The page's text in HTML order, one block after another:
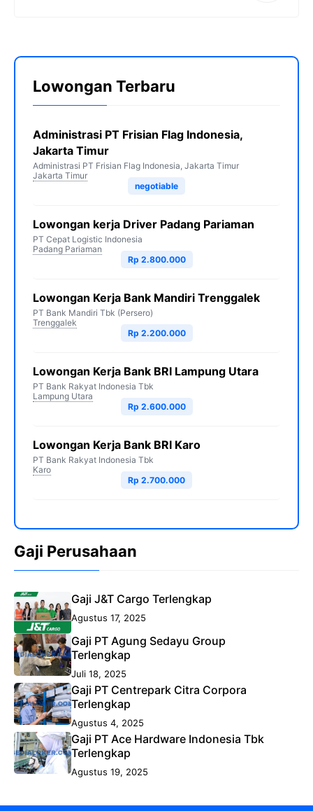
Lowongan Terbaru
Administrasi PT Frisian Flag Indonesia,
Jakarta Timur
Administrasi PT Frisian Flag Indonesia, Jakarta Timur
Jakarta Timur
negotiable
Lowongan kerja Driver Padang Pariaman
PT Cepat Logistic Indonesia
Padang Pariaman
Rp 2.800.000
Lowongan Kerja Bank Mandiri Trenggalek
PT Bank Mandiri Tbk (Persero)
Trenggalek
Rp 2.200.000
Lowongan Kerja Bank BRI Lampung Utara
PT Bank Rakyat Indonesia Tbk
Lampung Utara
Rp 2.600.000
Lowongan Kerja Bank BRI Karo
PT Bank Rakyat Indonesia Tbk
Karo
Rp 2.700.000
Gaji Perusahaan
Gaji J&T Cargo Terlengkap
Agustus 17, 2025
Gaji PT Agung Sedayu Group
Terlengkap
Juli 18, 2025
Gaji PT Centrepark Citra Corpora
Terlengkap
Agustus 4, 2025
Gaji PT Ace Hardware Indonesia Tbk
Terlengkap
Agustus 19, 2025